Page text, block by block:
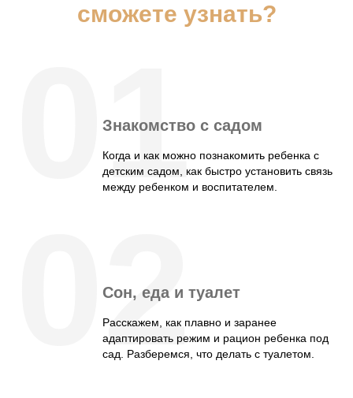
сможете узнать?
Знакомство с садом
Когда и как можно познакомить ребенка с
детским садом, как быстро установить связь
между ребенком и воспитателем.
01
Сон, еда и туалет
Расскажем, как плавно и заранее
адаптировать режим и рацион ребенка под
сад. Разберемся, что делать с туалетом.
02